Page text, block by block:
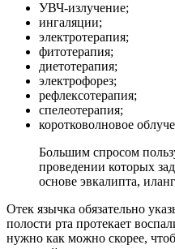
УВЧ-излучение;
ингаляции;
электротерапия;
фитотерапия;
диетотерапия;
электрофорез;
рефлексотерапия;
спелеотерапия;
коротковолновое
Большим спросом
проведении которых
основе эвкалипта,
Отек язычка обязательно
полости рта протекает
нужно как можно скорее,